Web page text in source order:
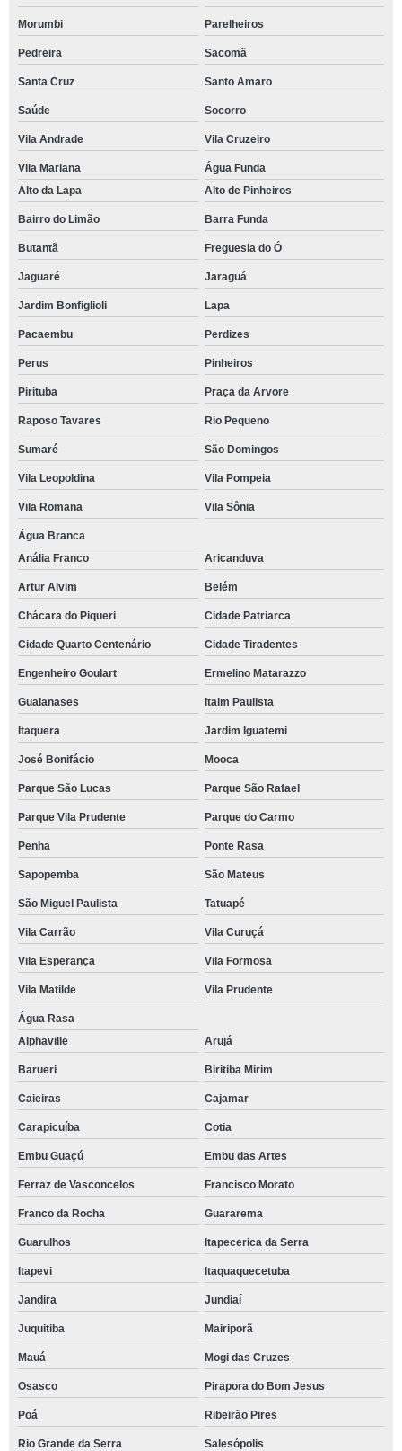
Morumbi Parelheiros
Pedreira Sacomã
Santa Cruz Santo Amaro
Saúde Socorro
Vila Andrade Vila Cruzeiro
Vila Mariana
Água Funda
Alto da Lapa
Alto de Pinheiros
Bairro do Limão Barra Funda
Butantã Freguesia do Ó
Jaguaré Jaraguá
Jardim Bonfiglioli Lapa
Pacaembu Perdizes
Perus Pinheiros
Pirituba Praça da Arvore
Raposo Tavares Rio Pequeno
Sumaré São Domingos
Vila Leopoldina Vila Pompeia
Vila Romana Vila Sônia
Água Branca
Anália Franco
Aricanduva
Artur Alvim Belém
Chácara do Piqueri Cidade Patriarca
Cidade Quarto Centenário Cidade Tiradentes
Engenheiro Goulart Ermelino Matarazzo
Guaianases Itaim Paulista
Itaquera Jardim Iguatemi
José Bonifácio Mooca
Parque São Lucas Parque São Rafael
Parque Vila Prudente Parque do Carmo
Penha Ponte Rasa
Sapopemba São Mateus
São Miguel Paulista Tatuapé
Vila Carrão Vila Curuçá
Vila Esperança Vila Formosa
Vila Matilde Vila Prudente
Água Rasa
Alphaville
Arujá
Barueri Biritiba Mirim
Caieiras Cajamar
Carapicuíba Cotia
Embu Guaçú Embu das Artes
Ferraz de Vasconcelos Francisco Morato
Franco da Rocha Guararema
Guarulhos Itapecerica da Serra
Itapevi Itaquaquecetuba
Jandira Jundiaí
Juquitiba Mairiporã
Mauá Mogi das Cruzes
Osasco Pirapora do Bom Jesus
Poá Ribeirão Pires
Rio Grande da Serra Salesópolis